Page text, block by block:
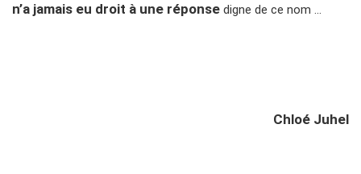
n’a jamais eu droit à une réponse digne de ce nom …
Chloé Juhel